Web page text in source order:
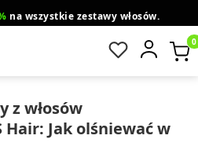
na wszystkie zestawy włosów.
200 zł Orlen Paczka
z włosów
Hair: Jak olśniewać w